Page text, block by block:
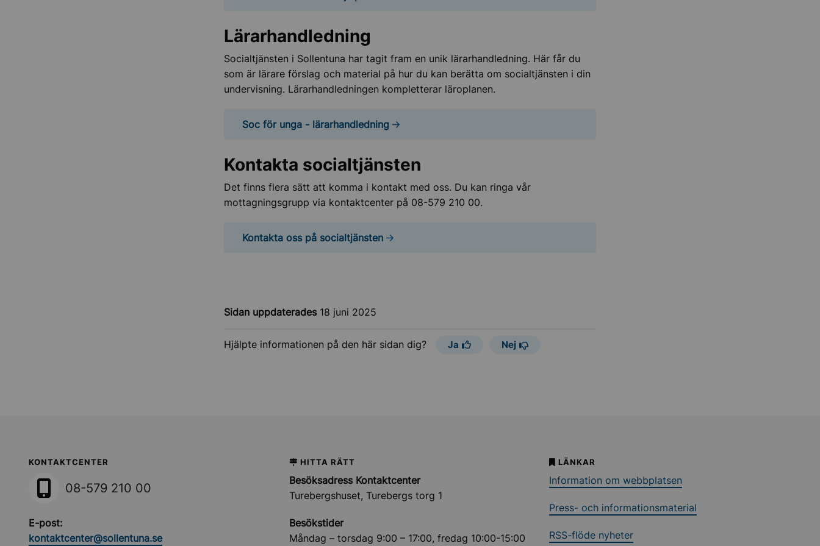
Lärarhandledning
Socialtjänsten i Sollentuna har tagit fram en unik lärarhandledning. Här får du
som är lärare förslag och material på hur du kan berätta om socialtjänsten i din
undervisning. Lärarhandledningen kompletterar läroplanen.
Soc för unga - lärarhandledning
Kontakta socialtjänsten
Det finns flera sätt att komma i kontakt med oss. Du kan ringa vår
mottagningsgrupp via kontaktcenter på 08-579 210 00.
Kontakta oss på socialtjänsten
Sidan uppdaterades 18 juni 2025
Hjälpte informationen på den här sidan dig? Ja Nej
Sollentuna Kommun
KONTAKTCENTER
08-579 210 00
E-post:
kontaktcenter@sollentuna.se
HITTA RÄTT
Besöksadress Kontaktcenter
Turebergshuset, Turebergs torg 1
Besökstider
Måndag – torsdag 9:00 – 17:00, fredag 10:00-15:00
LÄNKAR
Information om webbplatsen
Press- och informationsmaterial
RSS-flöde nyheter